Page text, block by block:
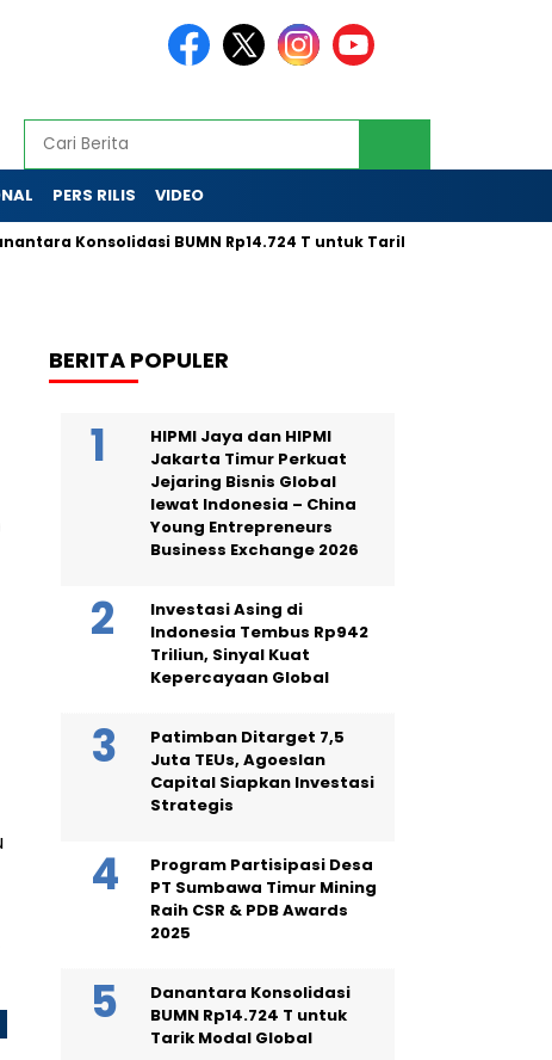
PERS RILIS VIDEO
Konsolidasi BUMN Rp14.724 T untuk Tarik Modal Global
BERITA POPULER
HIPMI Jaya dan HIPMI
Jakarta Timur Perkuat
Jejaring Bisnis Global
lewat Indonesia – China
Young Entrepreneurs
Business Exchange 2026
Investasi Asing di
Indonesia Tembus Rp942
Triliun, Sinyal Kuat
Kepercayaan Global
Patimban Ditarget 7,5
Juta TEUs, Agoeslan
Capital Siapkan Investasi
Strategis
Program Partisipasi Desa
PT Sumbawa Timur Mining
Raih CSR & PDB Awards
2025
Danantara Konsolidasi
BUMN Rp14.724 T untuk
Tarik Modal Global